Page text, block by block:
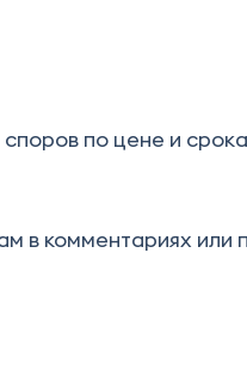
по цене и
в комментариях или